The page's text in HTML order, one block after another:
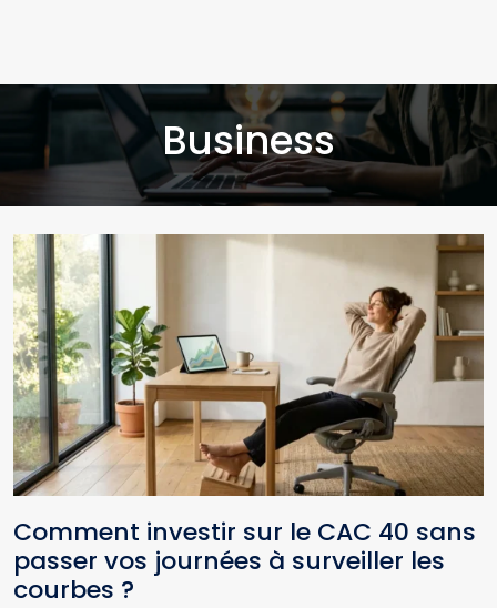
Business
Comment investir sur le CAC 40 sans
passer vos journées à surveiller les
courbes ?